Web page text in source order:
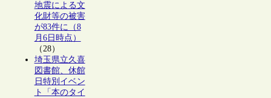
地震による文
化財等の被害
が83件に（8
月6日時点）
（28）
埼玉県立久喜
図書館、休館
日特別イベン
ト「本のタイ